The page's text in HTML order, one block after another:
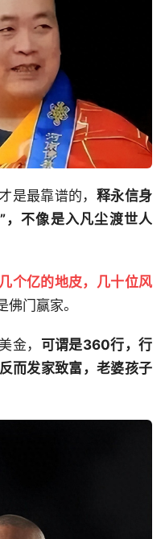
是最靠谱的， 释永信身
，不像是入凡尘渡世人
个亿的地皮，几十位风
佛门赢家。
金， 可谓是360行，行
而发家致富，老婆孩子